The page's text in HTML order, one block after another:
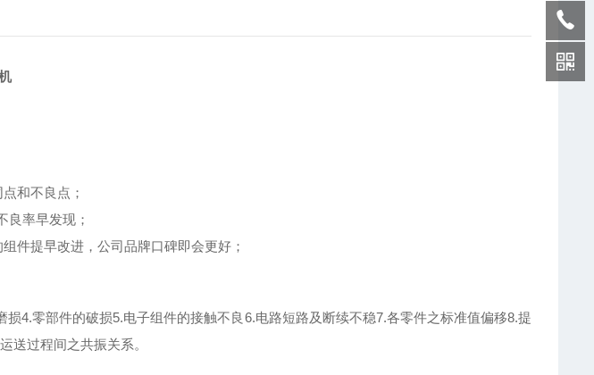
和不良点；
良率早发现；
件提早改进，公司品牌口碑即会更好；
损4.零部件的破损5.电子组件的接触不良6.电路短路及断续不稳7.各零件之标准值偏移8.提
送过程间之共振关系。